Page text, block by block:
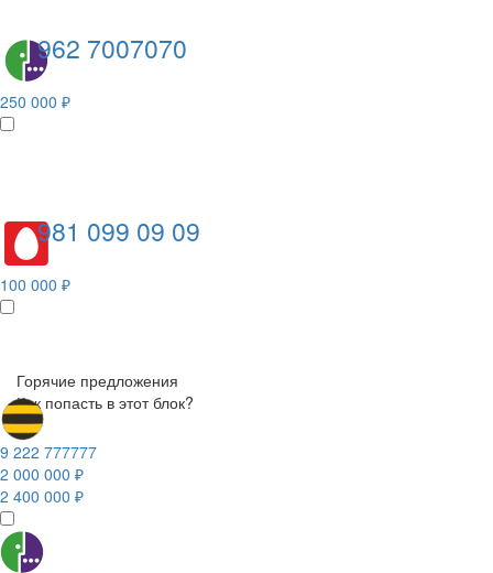
962 7007070
250 000 ₽
981 099 09 09
100 000 ₽
Горячие предложения
Как попасть в этот блок?
9 222 777777
2 000 000 ₽
2 400 000 ₽